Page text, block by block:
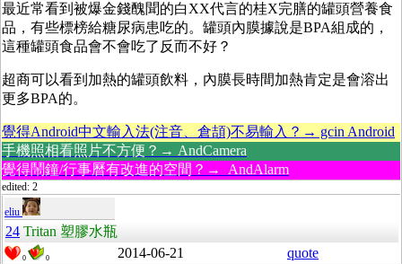
最近常看到被爆金錢醜聞的白XX代言的桂X完膳的罐頭營養食
品，有些標榜給糖尿病患吃的。罐頭內膜據說是BPA組成的，
這種罐頭食品會不會吃了反而不好？
超商可以看到加熱的罐頭飲料，內膜長時間加熱肯定是會溶出
更多BPA的。
覺得Android中文輸入法(注音、倉頡)不易輸入？→ gcin Android
手機照相看照片不方便？→ AndCamera
覺得鬧鐘/行事曆有改進的空間？→ AndAlarm
edited: 2
eliu
24 Tritan 塑膠水瓶
0 0 2014-06-21 quote